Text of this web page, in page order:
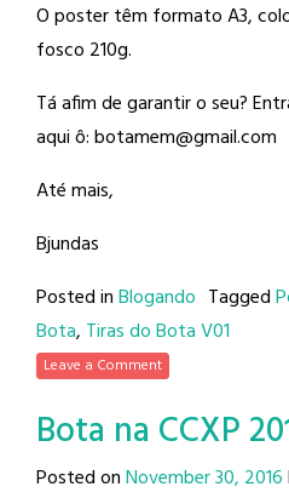
O poster têm formato A3,
fosco 210g.
Tá afim de garantir o seu?
aqui ô: botamem@gmail.com
Até mais,
Bjundas
Posted inBlogando Tagged
Bota, Tiras do Bota V01
Leave a Comment
Bota na CCXP
Posted onNovember 30, 2016